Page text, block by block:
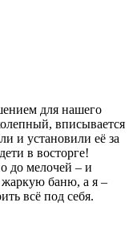
для нашего
вписывается
и установили её за
в восторге!
до мелочей – и
баню, а я –
всё под себя.